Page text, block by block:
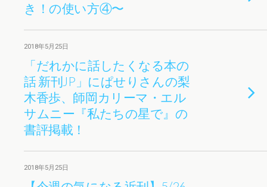
き！の使い方④〜
2018年5月25日
「だれかに話したくなる本の
話 新刊JP」にぱせりさんの梨
木香歩、師岡カリーマ・エル
サムニー『私たちの星で』の
書評掲載！
2018年5月25日